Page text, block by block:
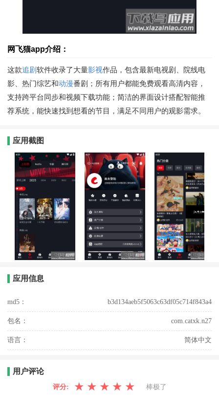
网飞猫app介绍：
这款追剧软件收录了大量影视作品，包含最新电视剧、院线电
影、热门综艺和动漫番剧；所有用户都能免费观看高清内容，
支持跨平台同步和视频下载功能；简洁的界面设计搭配智能推
荐系统，能快速找到想看的节目，满足不同用户的观影需求。
应用截图
应用信息
md5： b3d134aeb5f5063c63df05c714f843a4
包名： com.catxk.n27
语言： 简体中文
用户评论
评分: ★ ★ ★ ★ ★ 棒极了